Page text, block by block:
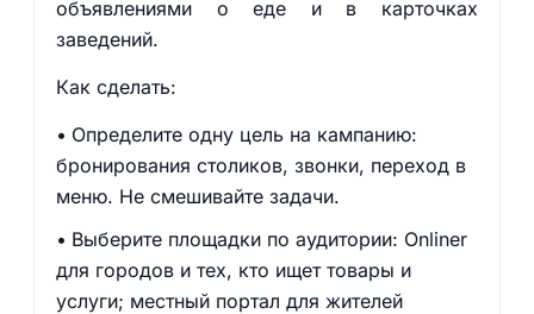
объявлениями о еде и в карточках
заведений.
Как сделать:
Определите одну цель на кампанию:
бронирования столиков, звонки, переход в
меню. Не смешивайте задачи.
Выберите площадки по аудитории: Onliner
для городов и тех, кто ищет товары и
услуги; местный портал для жителей